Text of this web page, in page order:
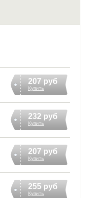
207 руб
Купить
232 руб
Купить
207 руб
Купить
255 руб
Купить